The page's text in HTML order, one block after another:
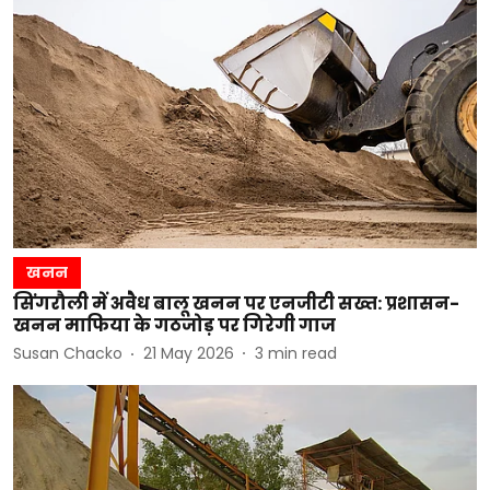
खनन
सिंगरौली में अवैध बालू खनन पर एनजीटी सख्त: प्रशासन-
खनन माफिया के गठजोड़ पर गिरेगी गाज
Susan Chacko 21 May 2026 3 min read